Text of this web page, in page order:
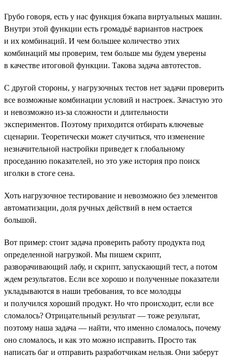
Грубо говоря, есть у нас функция бэкапа виртуальных машин.
Внутри этой функции есть громадьё вариантов настроек
и их комбинаций. И чем большее количество этих
комбинаций мы проверим, тем больше мы будем уверены
в качестве итоговой функции. Такова задача автотестов.
С другой стороны, у нагрузочных тестов нет задачи проверить
все возможные комбинации условий и настроек. Зачастую это
и невозможно из-за сложности и длительности
экспериментов. Поэтому приходится отбирать ключевые
сценарии. Теоретически может случиться, что изменение
незначительной настройки приведет к глобальному
проседанию показателей, но это уже история про поиск
иголки в стоге сена.
Хоть нагрузочное тестирование и невозможно без элементов
автоматизации, доля ручных действий в нем остается
большой.
Вот пример: стоит задача проверить работу продукта под
определенной нагрузкой. Мы пишем скрипт,
разворачивающий лабу, и скрипт, запускающий тест, а потом
ждем результатов. Если все хорошо и полученные показатели
укладываются в наши требования, то все молодцы
и получился хороший продукт. Но что происходит, если все
сломалось? Отрицательный результат — тоже результат,
поэтому наша задача — найти, что именно сломалось, почему
оно сломалось, и как это можно исправить. Просто так
написать баг и отправить разработчикам нельзя. Они заберут